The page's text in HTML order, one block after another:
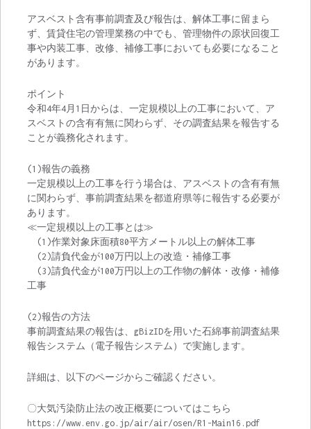
アスベスト含有事前調査及び報告は、解体工事に留まら
ず、賃貸住宅の管理業務の中でも、管理物件の原状回復工
事や内装工事、改修、補修工事においても必要になること
があります。
ポイント
令和4年4月1日からは、一定規模以上の工事において、ア
スベストの含有有無に関わらず、その調査結果を報告する
ことが義務化されます。
(1)報告の義務
一定規模以上の工事を行う場合は、アスベストの含有有無
に関わらず、事前調査結果を都道府県等に報告する必要が
あります。
≪一定規模以上の工事とは≫
(1)作業対象床面積80平方メートル以上の解体工事
(2)請負代金が100万円以上の改造・補修工事
(3)請負代金が100万円以上の工作物の解体・改修・補修
工事
(2)報告の方法
事前調査結果の報告は、gBizIDを用いた石綿事前調査結果
報告システム（電子報告システム）で実施します。
詳細は、以下のページからご確認ください。
〇大気汚染防止法の改正概要についてはこちら
https://www.env.go.jp/air/air/osen/R1-Main16.pdf